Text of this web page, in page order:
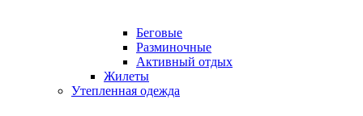
Беговые
Разминочные
Активный отдых
Жилеты
Утепленная одежда